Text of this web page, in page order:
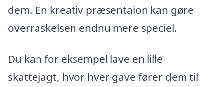
dem. En kreativ præsentaion kan gøre
overraskelsen endnu mere speciel.
Du kan for eksempel lave en lille
skattejagt, hvor hver gave fører dem til